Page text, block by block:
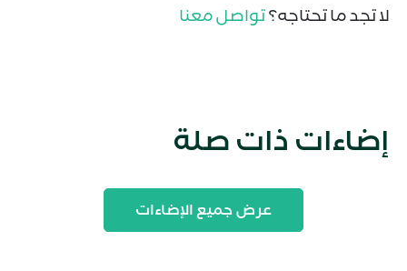
لا تجد ما تحتاجه؟ تواصل معنا
إضاءات ذات صلة
عرض جميع الإضاءات